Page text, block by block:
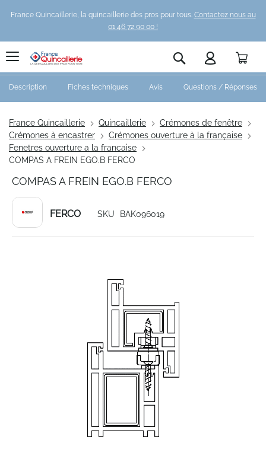
France Quincaillerie, la quincaillerie des pros pour tous. Contactez nous au
01 46 72 90 00 !
Rechercher
France Quincaillerie Quincaillerie
Crémones de fenêtre
Crémones à encastrer
Crémones ouverture à la française
Fenetres ouverture a la francaise
COMPAS A FREIN EGO.B FERCO
COMPAS A FREIN EGO.B FERCO
FERCO SKU BAK096019
Description Fiches techniques Avis Questions / Réponses